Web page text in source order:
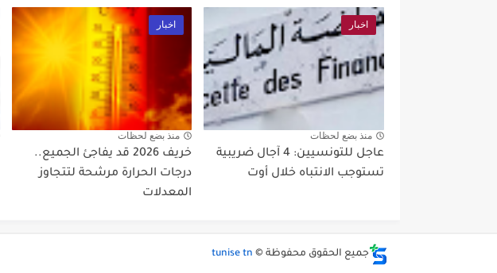
اخبار
منذ بضع لحظات
عاجل للتونسيين: 4 آجال ضريبية
تستوجب الانتباه خلال أوت
اخبار
منذ بضع لحظات
خريف 2026 قد يفاجئ الجميع..
درجات الحرارة مرشحة لتتجاوز
المعدلات
جميع الحقوق محفوظة © tunise tn